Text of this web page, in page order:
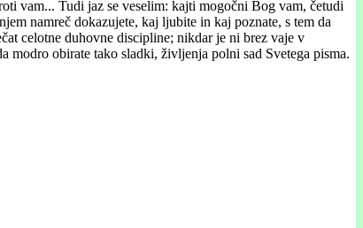
vam... Tudi jaz se veselim: kajti mogočni Bog vam, četudi
namreč dokazujete, kaj ljubite in kaj poznate, s tem da
celotne duhovne discipline; nikdar je ni brez vaje v
modro obirate tako sladki, življenja polni sad Svetega pisma.